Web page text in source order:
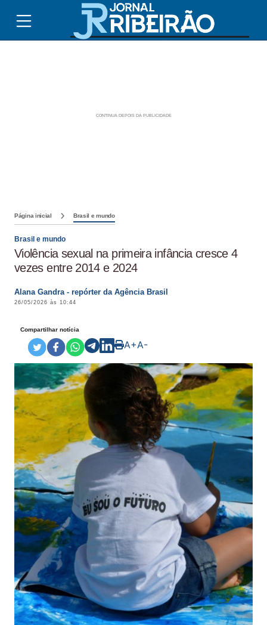
Página inicial Brasil e mundo
Brasil e mundo
Violência sexual na primeira infância cresce 4
vezes entre 2014 e 2024
Alana Gandra - repórter da Agência Brasil
26/05/2026 às 10:44
Compartilhar notícia
A+A-